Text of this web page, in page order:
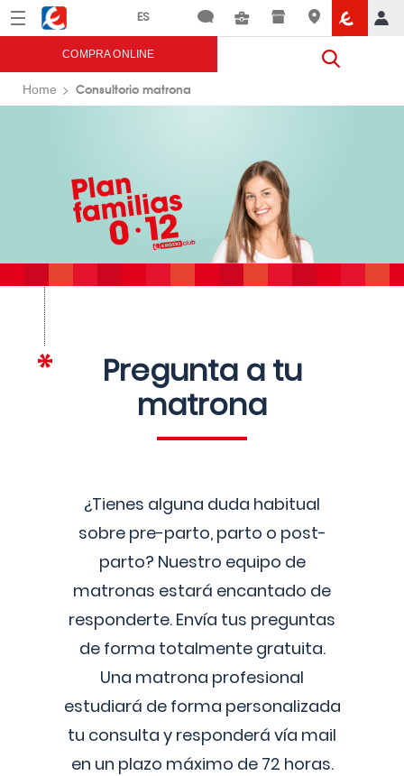
Menú Eroski
COMPRA ONLINE
Home Consultorio matrona
Pregunta a tu
matrona
¿Tienes alguna duda habitual
sobre pre-parto, parto o post-
parto? Nuestro equipo de
matronas estará encantado de
responderte. Envía tus preguntas
de forma totalmente gratuita.
Una matrona profesional
estudiará de forma personalizada
tu consulta y responderá vía mail
en un plazo máximo de 72 horas.